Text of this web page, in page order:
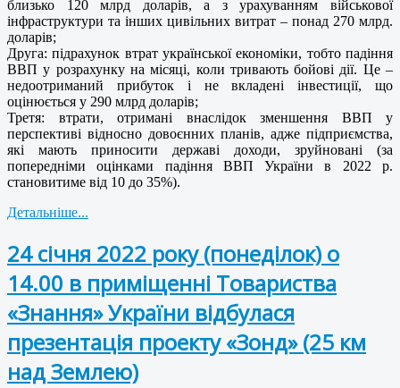
близько 120 млрд доларів, а з урахуванням військової
інфраструктури та інших цивільних витрат – понад 270 млрд.
доларів;
Друга: підрахунок втрат української економіки, тобто падіння
ВВП у розрахунку на місяці, коли тривають бойові дії. Це –
недоотриманий прибуток і не вкладені інвестиції, що
оцінюється у 290 млрд доларів;
Третя: втрати, отримані внаслідок зменшення ВВП у
перспективі відносно довоєнних планів, адже підприємства,
які мають приносити державі доходи, зруйновані (за
попередніми оцінками падіння ВВП України в 2022 р.
становитиме від 10 до 35%).
Детальніше...
24 січня 2022 року (понеділок) о
14.00 в приміщенні Товариства
«Знання» України відбулася
презентація проекту «Зонд» (25 км
над Землею)